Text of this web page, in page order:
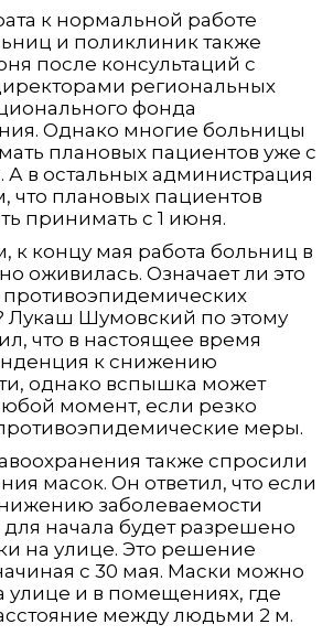
к нормальной работе
и поликлиник также
после консультаций с
региональных
фонда
Однако многие больницы
плановых пациентов уже с
в остальных администрация
что плановых пациентов
принимать с 1 июня.
к концу мая работа больниц в
оживилась. Означает ли это
Лукаш Шумовский по этому
что в настоящее время
к снижению
однако вспышка может
момент, если резко
меры.
также спросили
масок. Он ответил, что если
заболеваемости
для начала будет разрешено
на улице. Это решение
с 30 мая. Маски можно
улице и в помещениях, где
между людьми 2 м.